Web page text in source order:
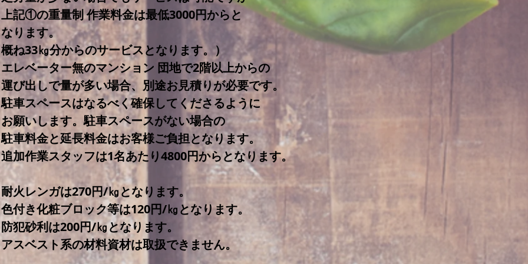
①の重量制 作業料金は最低3000円からと
ます。
ね33㎏分からのサービスとなります。）
レベーター無のマンション 団地で2階以上からの
出しで量が多い場合、別途お見積りが必要です。
車スペースはなるべく確保してくださるように
いします。駐車スペースがない場合の
料金と延長料金はお客様ご負担となります。​
加作業スタッフは1名あたり4800円からとなります。
火レンガは270円/㎏となります。
付き化粧ブロック等は120円/㎏となります。
犯砂利は200円/㎏となります。
スベスト系の材料資材は取扱できません。